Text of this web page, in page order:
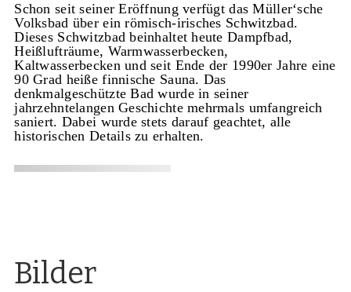
Schon seit seiner Eröffnung verfügt das Müller‘sche
Volksbad über ein römisch-irisches Schwitzbad.
Dieses Schwitzbad beinhaltet heute Dampfbad,
Heißlufträume, Warmwasserbecken,
Kaltwasserbecken und seit Ende der 1990er Jahre eine
90 Grad heiße finnische Sauna. Das
denkmalgeschützte Bad wurde in seiner
jahrzehntelangen Geschichte mehrmals umfangreich
saniert. Dabei wurde stets darauf geachtet, alle
historischen Details zu erhalten.
Bilder